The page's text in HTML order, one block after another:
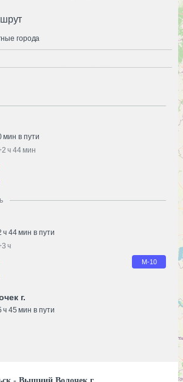
города
мин в пути
2 ч 44 мин
ч 44 мин в пути
3 ч
М-10
г.
ч 45 мин в пути